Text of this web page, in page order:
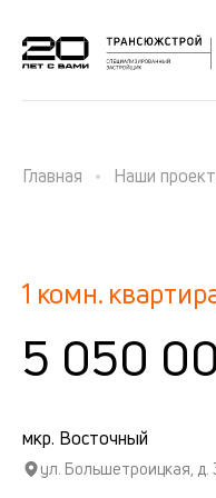
Главная Наши
1 комн.
5 050
мкр. Восточный
ул. Большетроицкая,